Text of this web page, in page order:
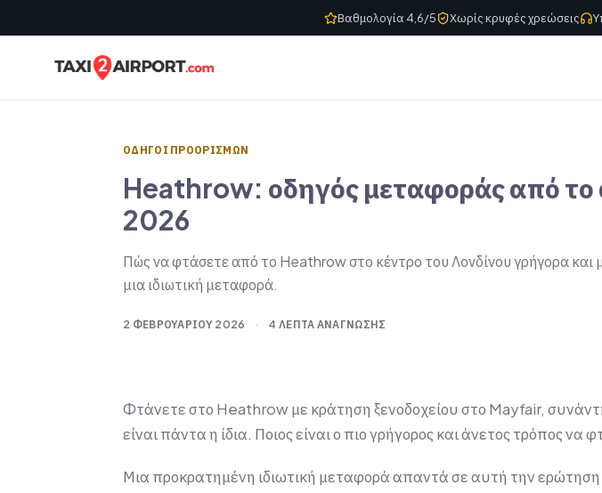
Βαθμολογία 4,6/5 Χωρίς κρυφές χρεώσεις
ΟΔΗΓΟΊ ΠΡΟΟΡΙΣΜΏΝ
Heathrow: οδηγός μεταφοράς από το
2026
Πώς να φτάσετε από το Heathrow στο κέντρο του Λονδίνου γρήγορα και
μια ιδιωτική μεταφορά.
2 ΦΕΒΡΟΥΑΡΊΟΥ 2026 · 4 ΛΕΠΤΆ ΑΝΆΓΝΩΣΗΣ
Φτάνετε στο Heathrow με κράτηση ξενοδοχείου στο Mayfair,
είναι πάντα η ίδια. Ποιος είναι ο πιο γρήγορος και άνετος τρόπος
Μια προκρατημένη ιδιωτική μεταφορά απαντά σε αυτή την